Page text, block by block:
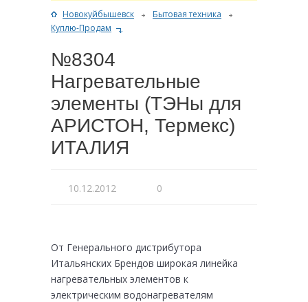
Новокуйбышевск
Бытовая техника
Куплю-Продам
№8304
Нагревательные
элементы (ТЭНы для
АРИСТОН, Термекс)
ИТАЛИЯ
10.12.2012 0
От Генерального дистрибутора
Итальянских Брендов широкая линейка
нагревательных элементов к
электрическим водонагревателям